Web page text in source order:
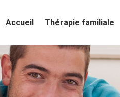
Accueil Thérapie familiale
Accueil Thérapie familiale